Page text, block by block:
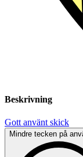
Beskrivning
Gott använt skick
Mindre tecken på